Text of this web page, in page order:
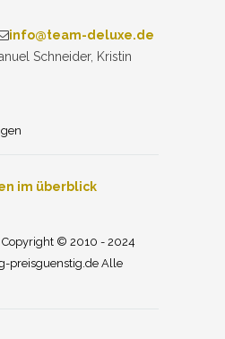
info@team-deluxe.de
Schneider, Kristin
im überblick
© 2010 - 2024
preisguenstig.de Alle